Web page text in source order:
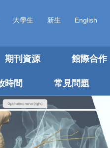
大學生 新生 English
期刊資源 館際合作
時間 常見問題